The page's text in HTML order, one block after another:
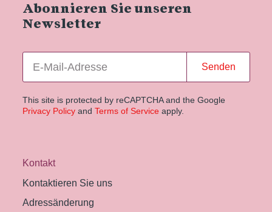
Abonnieren Sie unseren
Newsletter
Senden
This site is protected by reCAPTCHA and the Google
Privacy Policyand Terms of Service apply.
Kontakt
Kontaktieren Sie uns
Adressänderung